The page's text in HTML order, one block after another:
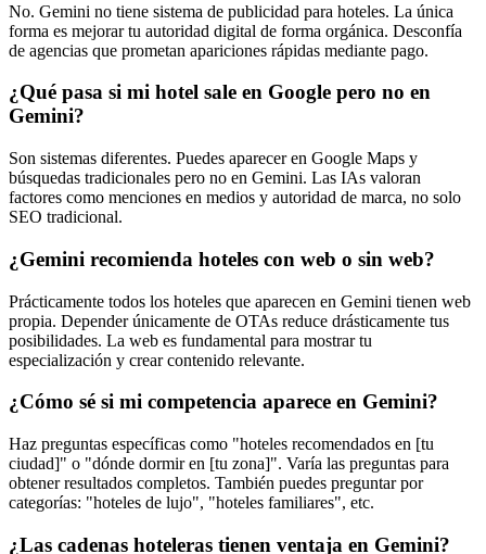
No. Gemini no tiene sistema de publicidad para hoteles. La única
forma es mejorar tu autoridad digital de forma orgánica. Desconfía
de agencias que prometan apariciones rápidas mediante pago.
¿Qué pasa si mi hotel sale en Google pero no en
Gemini?
Son sistemas diferentes. Puedes aparecer en Google Maps y
búsquedas tradicionales pero no en Gemini. Las IAs valoran
factores como menciones en medios y autoridad de marca, no solo
SEO tradicional.
¿Gemini recomienda hoteles con web o sin web?
Prácticamente todos los hoteles que aparecen en Gemini tienen web
propia. Depender únicamente de OTAs reduce drásticamente tus
posibilidades. La web es fundamental para mostrar tu
especialización y crear contenido relevante.
¿Cómo sé si mi competencia aparece en Gemini?
Haz preguntas específicas como "hoteles recomendados en [tu
ciudad]" o "dónde dormir en [tu zona]". Varía las preguntas para
obtener resultados completos. También puedes preguntar por
categorías: "hoteles de lujo", "hoteles familiares", etc.
¿Las cadenas hoteleras tienen ventaja en Gemini?